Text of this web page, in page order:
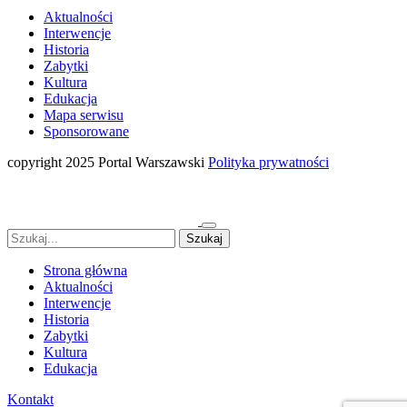
Aktualności
Interwencje
Historia
Zabytki
Kultura
Edukacja
Mapa serwisu
Sponsorowane
copyright 2025 Portal Warszawski Polityka prywatności
Strona główna
Aktualności
Interwencje
Historia
Zabytki
Kultura
Edukacja
Kontakt